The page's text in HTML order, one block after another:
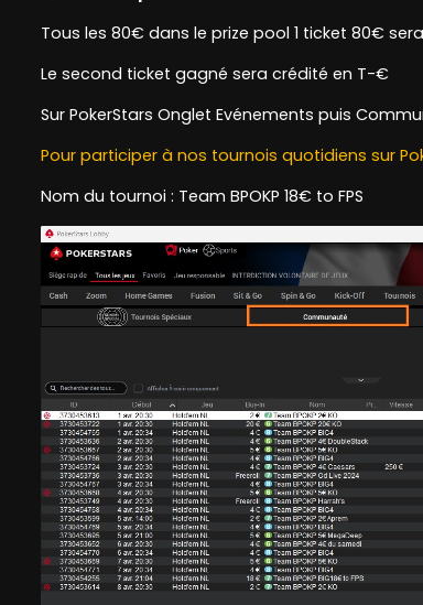
Tous les 80€ dans le prize pool 1 ticket 80€
Le second ticket gagné sera crédité en T-€
Sur PokerStars Onglet Evénements puis
Pour participer à nos tournois quotidiens sur
Nom du tournoi : Team BPOKP 18€ to FPS